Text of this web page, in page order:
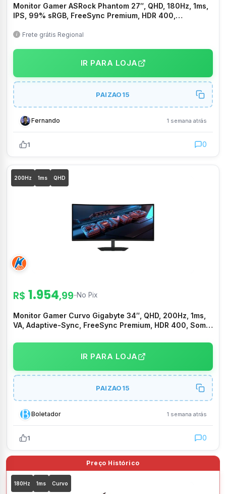
Monitor Gamer ASRock Phantom 27″, QHD, 180Hz, 1ms,
IPS, 99% sRGB, FreeSync Premium, HDR 400,
Frete grátis Regional
IR PARA LOJA
PAIZAO15
Fernando 1 semana atrás
1 0
200Hz 1ms QHD
R$ 1.954,99–No Pix
Monitor Gamer Curvo Gigabyte 34″, QHD, 200Hz, 1ms,
VA, Adaptive-Sync, FreeSync Premium, HDR 400, Som
IR PARA LOJA
PAIZAO15
Boletador 1 semana atrás
1 0
180Hz 1ms Curvo